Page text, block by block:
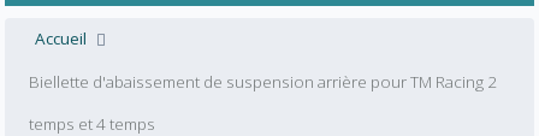
Accueil
Biellette d'abaissement de suspension arrière pour TM Racing 2
temps et 4 temps